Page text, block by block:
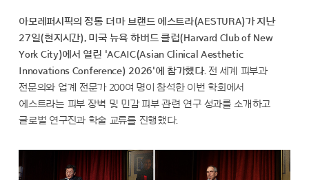
아모레퍼시픽의 정통 더마 브랜드 에스트라(AESTURA)가 지난
27일(현지시간), 미국 뉴욕 하버드 클럽(Harvard Club of New
York City)에서 열린 'ACAIC(Asian Clinical Aesthetic
Innovations Conference) 2026'에 참가했다. 전 세계 피부과
전문의와 업계 전문가 200여 명이 참석한 이번 학회에서
에스트라는 피부 장벽 및 민감 피부 관련 연구 성과를 소개하고
글로벌 연구진과 학술 교류를 진행했다.